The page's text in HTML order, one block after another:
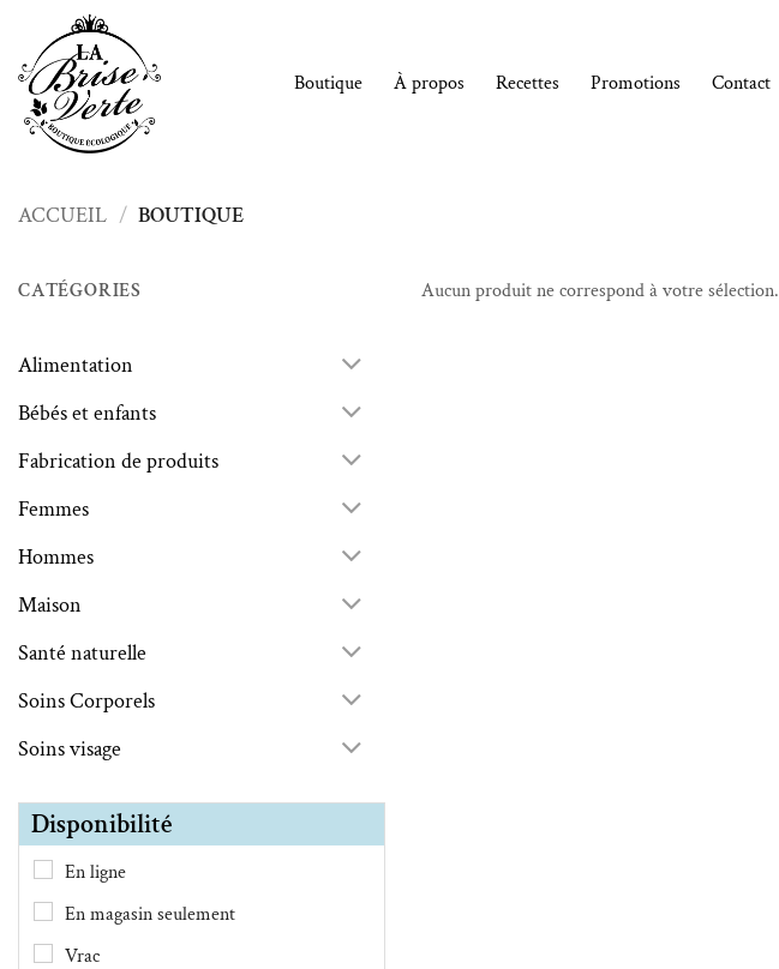
contenu
Boutique À propos Recettes Promotions Contact
ACCUEIL / BOUTIQUE
CATÉGORIES
Alimentation
Bébés et enfants
Fabrication de produits
Femmes
Hommes
Maison
Santé naturelle
Soins Corporels
Soins visage
Disponibilité
En ligne
En magasin seulement
Vrac
Aucun produit ne correspond à votre sélection.